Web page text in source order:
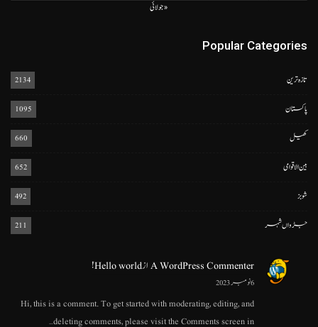
« جولائی
Popular Categories
تازہ ترین 2134
پاکستان 1095
کھیل 660
بین الاقوامی 652
شوبز 492
جڑواں شہر 211
A WordPress CommenterازHello world!
6 نومبر 2023
Hi, this is a comment. To get started with moderating, editing, and
deleting comments, please visit the Comments screen in…